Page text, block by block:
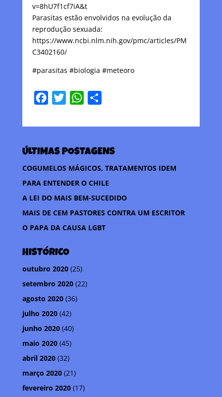
v=8hU7f1cf7iA&t
Parasitas estão envolvidos na evolução da
reprodução sexuada:
https://www.ncbi.nlm.nih.gov/pmc/articles/PM
C3402160/
#parasitas #biologia #meteoro
c
b
o
o
k
i
t
e
r
W
a
s
A
p
p
m
a
r
t
i
l
h
ÚLTIMAS POSTAGENS
COGUMELOS MÁGICOS, TRATAMENTOS IDEM
PARA ENTENDER O CHILE
A LEI DO MAIS BEM-SUCEDIDO
MAIS DE CEM PASTORES CONTRA UM ESCRITOR
O PAPA DA CAUSA LGBT
HISTÓRICO
outubro 2020(25)
setembro 2020(22)
agosto 2020(36)
julho 2020(42)
junho 2020(40)
maio 2020(45)
abril 2020(32)
março 2020(21)
fevereiro 2020(17)